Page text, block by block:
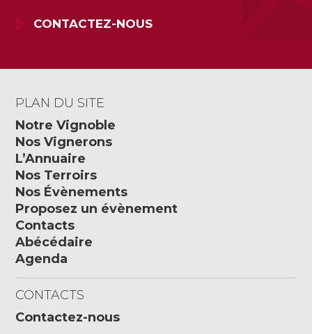
CONTACTEZ-NOUS
PLAN DU SITE
Notre Vignoble
Nos Vignerons
L’Annuaire
Nos Terroirs
Nos Évènements
Proposez un évènement
Contacts
Abécédaire
Agenda
CONTACTS
Contactez-nous